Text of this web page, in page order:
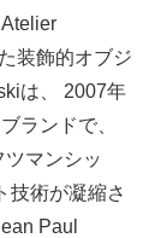
装飾的オブジ
は、 2007年
ランドで、
マンシッ
技術が凝縮さ
Paul